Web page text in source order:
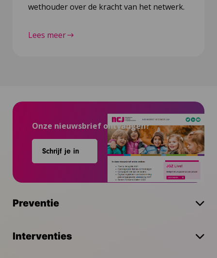
wethouder over de kracht van het netwerk.
Lees meer
Onze nieuwsbrief ontvangen?
Schrijf je in
Preventie
Interventies